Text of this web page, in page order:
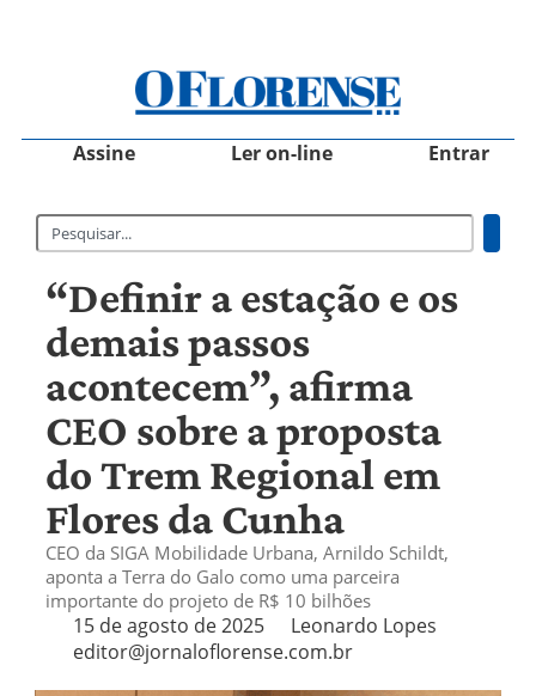
Assine Ler on-line Entrar
“Definir a estação e os
demais passos
acontecem”, afirma
CEO sobre a proposta
do Trem Regional em
Flores da Cunha
CEO da SIGA Mobilidade Urbana, Arnildo Schildt,
aponta a Terra do Galo como uma parceira
importante do projeto de R$ 10 bilhões
15 de agosto de 2025
Leonardo Lopes
editor@jornaloflorense.com.br